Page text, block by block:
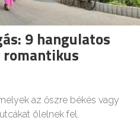
9 hangulatos
romantikus
az őszre békés vagy
ölelnek fel.